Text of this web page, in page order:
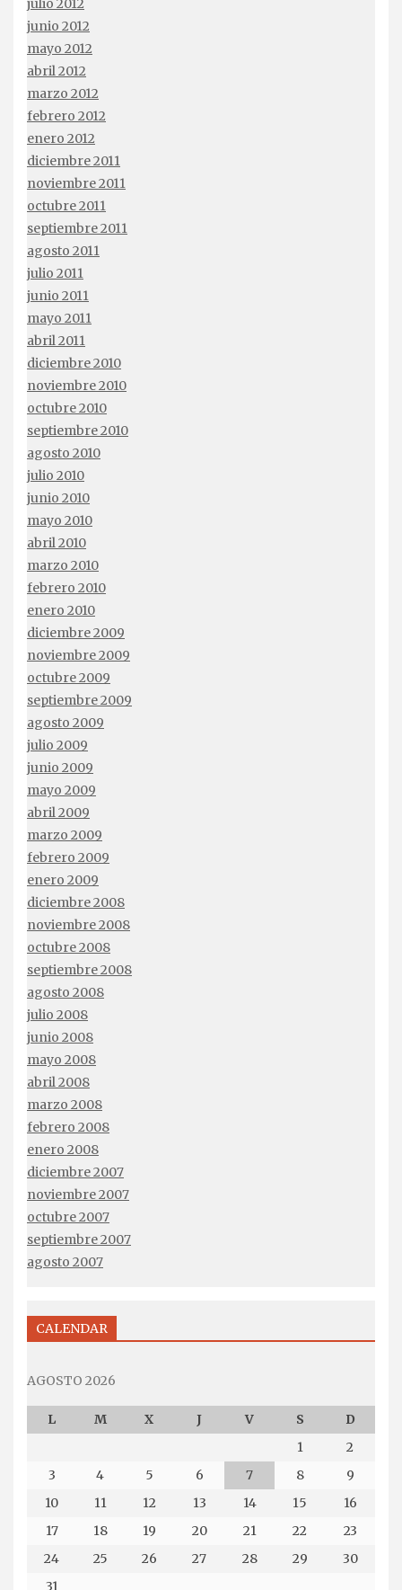
julio 2012
junio 2012
mayo 2012
abril 2012
marzo 2012
febrero 2012
enero 2012
diciembre 2011
noviembre 2011
octubre 2011
septiembre 2011
agosto 2011
julio 2011
junio 2011
mayo 2011
abril 2011
diciembre 2010
noviembre 2010
octubre 2010
septiembre 2010
agosto 2010
julio 2010
junio 2010
mayo 2010
abril 2010
marzo 2010
febrero 2010
enero 2010
diciembre 2009
noviembre 2009
octubre 2009
septiembre 2009
agosto 2009
julio 2009
junio 2009
mayo 2009
abril 2009
marzo 2009
febrero 2009
enero 2009
diciembre 2008
noviembre 2008
octubre 2008
septiembre 2008
agosto 2008
julio 2008
junio 2008
mayo 2008
abril 2008
marzo 2008
febrero 2008
enero 2008
diciembre 2007
noviembre 2007
octubre 2007
septiembre 2007
agosto 2007
CALENDAR
AGOSTO 2026
L M X J V S
D
1
2
3
4 5 6 7 8
9
10
11 12 13 14 15
16
17
18 19 20 21 22
23
24
25 26 27 28 29
30
31